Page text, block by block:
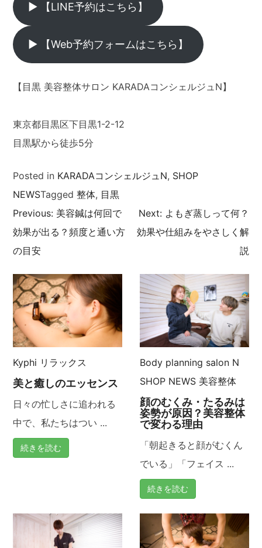
▶ 【LINE予約はこちら】
▶ 【Web予約フォームはこちら】
【目黒 美容整体サロン KARADAコンシェルジュN】
東京都目黒区下目黒1-2-12
目黒駅から徒歩5分
Posted in KARADAコンシェルジュN, SHOP
NEWSTagged整体, 目黒
投
稿
ナ
ビ
ゲ
ー
シ
ョ
ン
Previous: 美容鍼は何回で
効果が出る？頻度と通い方
の目安
Next: よもぎ蒸しって何？
効果や仕組みをやさしく解
説
Kyphi リラックス
美と癒しのエッセンス
日々の忙しさに追われる
中で、私たちはつい ...
続きを読む
Body planning salon N
SHOP NEWS 美容整体
顔のむくみ・たるみは
姿勢が原因？美容整体
で変わる理由
「朝起きると顔がむくん
でいる」「フェイス ...
続きを読む